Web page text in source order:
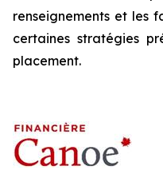
renseignements et les
certaines stratégies
placement.